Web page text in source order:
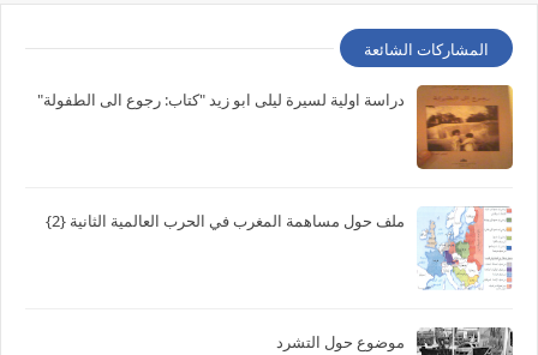
المشاركات الشائعة
دراسة اولية لسيرة ليلى ابو زيد "كتاب: رجوع الى الطفولة"
ملف حول مساهمة المغرب في الحرب العالمية الثانية {2}
موضوع حول التشرد